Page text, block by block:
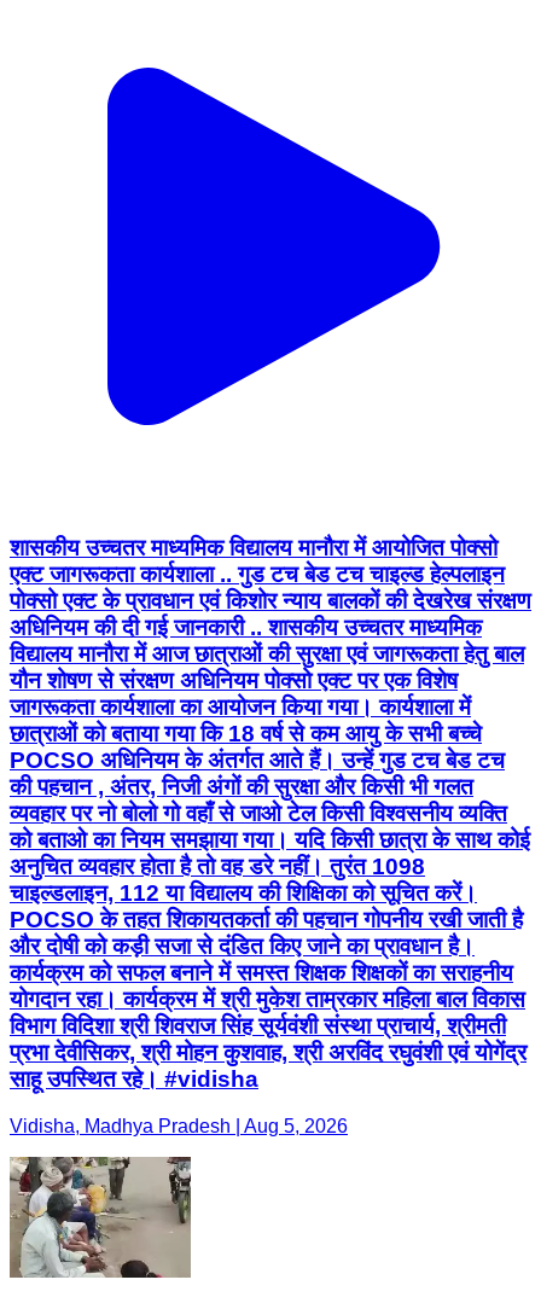
शासकीय उच्चतर माध्यमिक विद्यालय मानौरा में आयोजित पोक्सो
एक्ट जागरूकता कार्यशाला .. गुड टच बेड टच चाइल्ड हेल्पलाइन
पोक्सो एक्ट के प्रावधान एवं किशोर न्याय बालकों की देखरेख संरक्षण
अधिनियम की दी गई जानकारी .. शासकीय उच्चतर माध्यमिक
विद्यालय मानौरा में आज छात्राओं की सुरक्षा एवं जागरूकता हेतु बाल
यौन शोषण से संरक्षण अधिनियम पोक्सो एक्ट पर एक विशेष
जागरूकता कार्यशाला का आयोजन किया गया। कार्यशाला में
छात्राओं को बताया गया कि 18 वर्ष से कम आयु के सभी बच्चे
POCSO अधिनियम के अंतर्गत आते हैं। उन्हें गुड टच बेड टच
की पहचान , अंतर, निजी अंगों की सुरक्षा और किसी भी गलत
व्यवहार पर नो बोलो गो वहाँ से जाओ टेल किसी विश्वसनीय व्यक्ति
को बताओ का नियम समझाया गया। यदि किसी छात्रा के साथ कोई
अनुचित व्यवहार होता है तो वह डरे नहीं। तुरंत 1098
चाइल्डलाइन, 112 या विद्यालय की शिक्षिका को सूचित करें।
POCSO के तहत शिकायतकर्ता की पहचान गोपनीय रखी जाती है
और दोषी को कड़ी सजा से दंडित किए जाने का प्रावधान है।
कार्यक्रम को सफल बनाने में समस्त शिक्षक शिक्षकों का सराहनीय
योगदान रहा। कार्यक्रम में श्री मुकेश ताम्रकार महिला बाल विकास
विभाग विदिशा श्री शिवराज सिंह सूर्यवंशी संस्था प्राचार्य, श्रीमती
प्रभा देवीसिकर, श्री मोहन कुशवाह, श्री अरविंद रघुवंशी एवं योगेंद्र
साहू उपस्थित रहे। #vidisha
Vidisha, Madhya Pradesh | Aug 5, 2026